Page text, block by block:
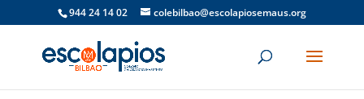
944 24 14 02 colebilbao@escolapiosemaus.org